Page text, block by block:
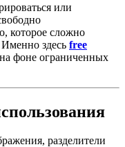
или
которое сложно
Именно здесь free
фоне ограниченных
разделители